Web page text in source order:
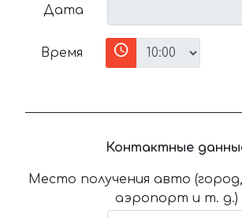
Дата
Время
Контактные
Место получения авто
аэропорт и т. д.)